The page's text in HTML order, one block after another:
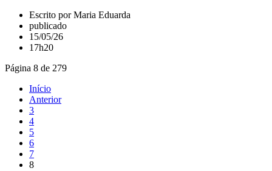
Escrito por Maria Eduarda
publicado
15/05/26
17h20
Página 8 de 279
Início
Anterior
3
4
5
6
7
8